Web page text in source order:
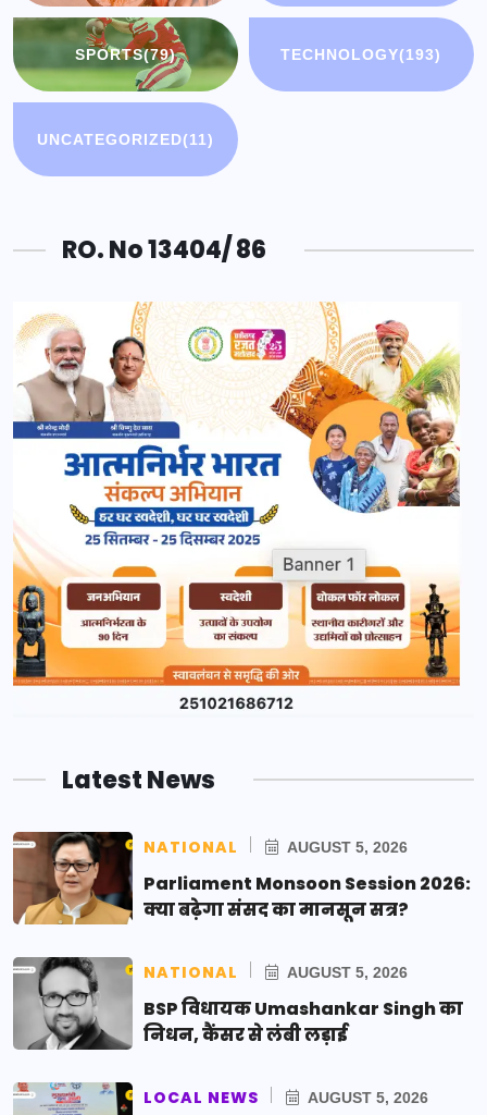
SPORTS(79) TECHNOLOGY(193)
UNCATEGORIZED(11)
RO. No 13404/ 86
Latest News
NATIONAL AUGUST 5, 2026
Parliament Monsoon Session 2026:
क्या बढ़ेगा संसद का मानसून सत्र?
NATIONAL AUGUST 5, 2026
BSP विधायक Umashankar Singh का
निधन, कैंसर से लंबी लड़ाई
LOCAL NEWS AUGUST 5, 2026